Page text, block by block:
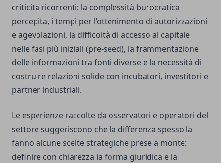
criticità ricorrenti: la complessità burocratica
percepita, i tempi per l’ottenimento di autorizzazioni
e agevolazioni, la difficoltà di accesso al capitale
nelle fasi più iniziali (pre-seed), la frammentazione
delle informazioni tra fonti diverse e la necessità di
costruire relazioni solide con incubatori, investitori e
partner industriali.
Le esperienze raccolte da osservatori e operatori del
settore suggeriscono che la differenza spesso la
fanno alcune scelte strategiche prese a monte:
definire con chiarezza la forma giuridica e la